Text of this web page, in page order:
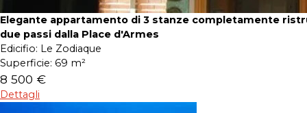
Elegante appartamento di 3 stanze completamente
due passi dalla Place d'Armes
Edicifio: Le Zodiaque
Superficie: 69 m²
8 500 €
Dettagli